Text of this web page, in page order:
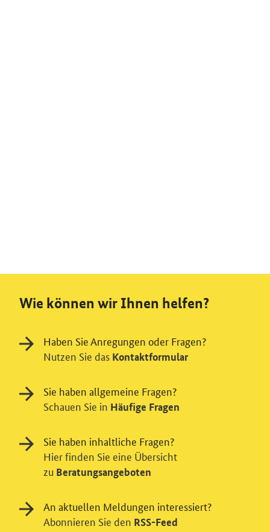
Wie können wir Ihnen helfen?
Haben Sie Anregungen oder Fragen?
Nutzen Sie das Kontaktformular
Sie haben allgemeine Fragen?
Schauen Sie in Häufige Fragen
Sie haben inhaltliche Fragen?
Hier finden Sie eine Übersicht
zu Beratungsangeboten
An aktuellen Meldungen interessiert?
Abonnieren Sie den RSS-Feed